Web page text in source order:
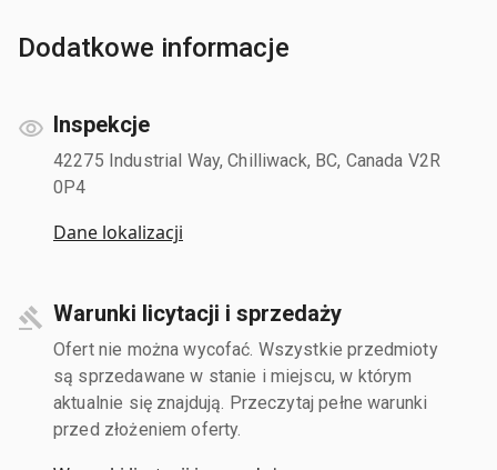
Dodatkowe informacje
Inspekcje
42275 Industrial Way, Chilliwack, BC, Canada V2R
0P4
Dane lokalizacji
Warunki licytacji i sprzedaży
Ofert nie można wycofać. Wszystkie przedmioty
są sprzedawane w stanie i miejscu, w którym
aktualnie się znajdują. Przeczytaj pełne warunki
przed złożeniem oferty.